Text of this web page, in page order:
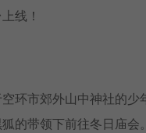
线！
环市郊外山中神社的少
的带领下前往冬日庙会。